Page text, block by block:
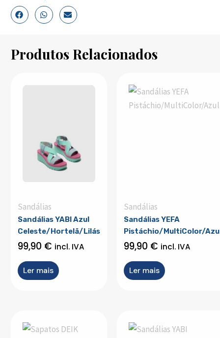
Produtos Relacionados
Sandálias
Sandálias YABI Azul
Celeste/Hortelã/Lilás
99,90 € incl. IVA
Ler mais
Sandálias
Sandálias YEFA
Pistáchio/MultiColor/
99,90 € incl. IVA
Ler mais